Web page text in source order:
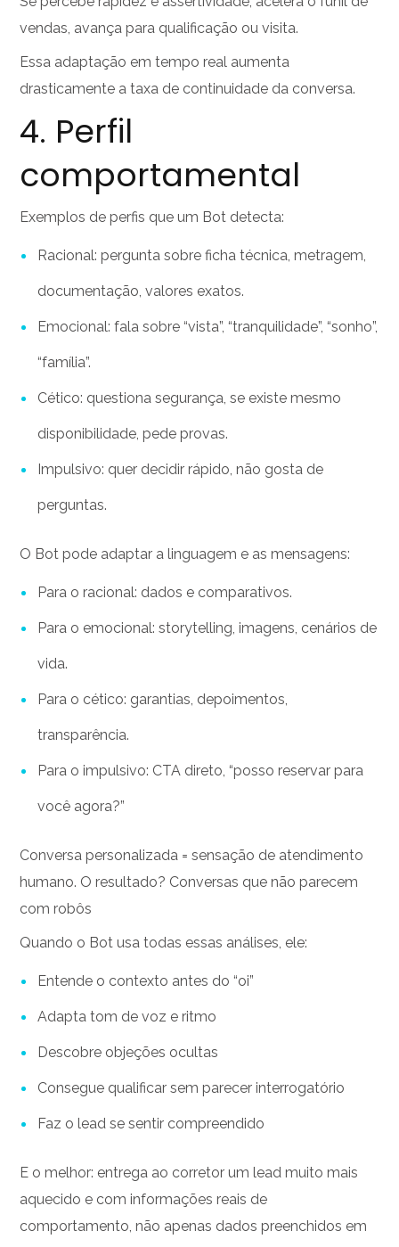
vendas, avança para qualificação ou visita.
Essa adaptação em tempo real aumenta
drasticamente a taxa de continuidade da conversa.
4. Perfil
comportamental
Exemplos de perfis que um Bot detecta:
Racional: pergunta sobre ficha técnica, metragem,
documentação, valores exatos.
Emocional: fala sobre “vista”, “tranquilidade”, “sonho”,
“família”.
Cético: questiona segurança, se existe mesmo
disponibilidade, pede provas.
Impulsivo: quer decidir rápido, não gosta de
perguntas.
O Bot pode adaptar a linguagem e as mensagens:
Para o racional: dados e comparativos.
Para o emocional: storytelling, imagens, cenários de
vida.
Para o cético: garantias, depoimentos,
transparência.
Para o impulsivo: CTA direto, “posso reservar para
você agora?”
Conversa personalizada = sensação de atendimento
humano. O resultado? Conversas que não parecem
com robôs
Quando o Bot usa todas essas análises, ele:
Entende o contexto antes do “oi”
Adapta tom de voz e ritmo
Descobre objeções ocultas
Consegue qualificar sem parecer interrogatório
Faz o lead se sentir compreendido
E o melhor: entrega ao corretor um lead muito mais
aquecido e com informações reais de
comportamento, não apenas dados preenchidos em